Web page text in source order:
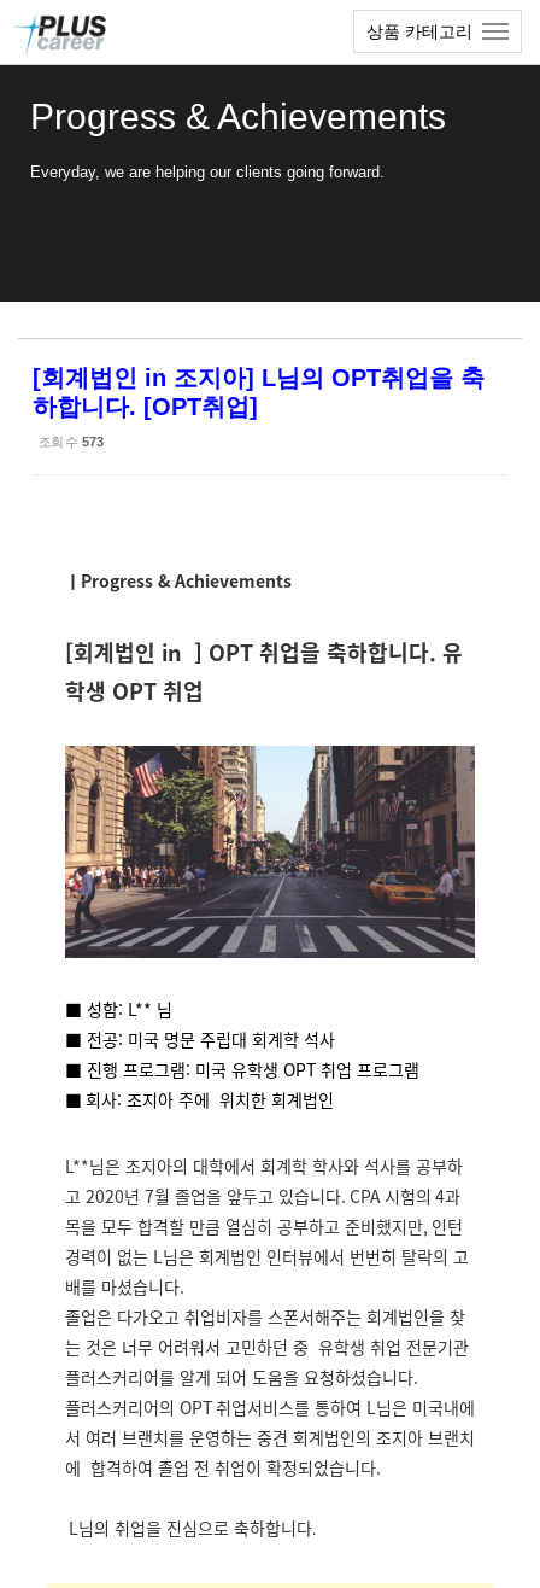
상품 카테고리
Progress & Achievements
Everyday, we are helping our clients going forward.
[회계법인 in 조지아] L님의 OPT취업을 축
하합니다. [OPT취업]
조회 수 573
ㅣProgress & Achievements
[회계법인 in ] OPT 취업을 축하합니다. 유
학생 OPT 취업
■ 성함: L** 님
■ 전공: 미국 명문 주립대 회계학 석사
■ 진행 프로그램: 미국 유학생 OPT 취업 프로그램
■ 회사: 조지아 주에 위치한 회계법인
L**님은 조지아의 대학에서 회계학 학사와 석사를 공부하
고 2020년 7월 졸업을 앞두고 있습니다. CPA 시험의 4과
목을 모두 합격할 만큼 열심히 공부하고 준비했지만, 인턴
경력이 없는 L님은 회계법인 인터뷰에서 번번히 탈락의 고
배를 마셨습니다.
졸업은 다가오고 취업비자를 스폰서해주는 회계법인을 찾
는 것은 너무 어려워서 고민하던 중 유학생 취업 전문기관
플러스커리어를 알게 되어 도움을 요청하셨습니다.
플러스커리어의 OPT취업서비스를 통하여 L님은 미국내에
서 여러 브랜치를 운영하는 중견 회계법인의 조지아 브랜치
에 합격하여 졸업 전 취업이 확정되었습니다.
L님의 취업을 진심으로 축하합니다.